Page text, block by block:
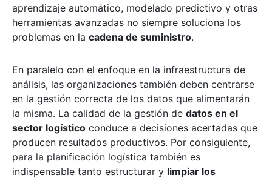
aprendizaje automático, modelado predictivo y otras
herramientas avanzadas no siempre soluciona los
problemas en la cadena de suministro.
En paralelo con el enfoque en la infraestructura de
análisis, las organizaciones también deben centrarse
en la gestión correcta de los datos que alimentarán
la misma. La calidad de la gestión de datos en el
sector logístico conduce a decisiones acertadas que
producen resultados productivos. Por consiguiente,
para la planificación logística también es
indispensable tanto estructurar y limpiar los